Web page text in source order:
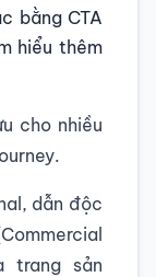
bằng CTA
hiểu thêm
cho nhiều
dẫn độc
trang sản